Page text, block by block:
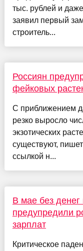
тыс. рублей и
заявил первый
строитель...
Россиян
фейковых
С приближением
резко выросло
экзотических
существуют,
ссылкой н...
В мае без
предупредили
зарплат
Критическое